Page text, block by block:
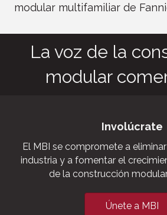
modular multifamiliar de
La voz de la
modular
Involúcrate
El MBI se compromete a
industria y a fomentar el
de la construcción
Únete a MBI